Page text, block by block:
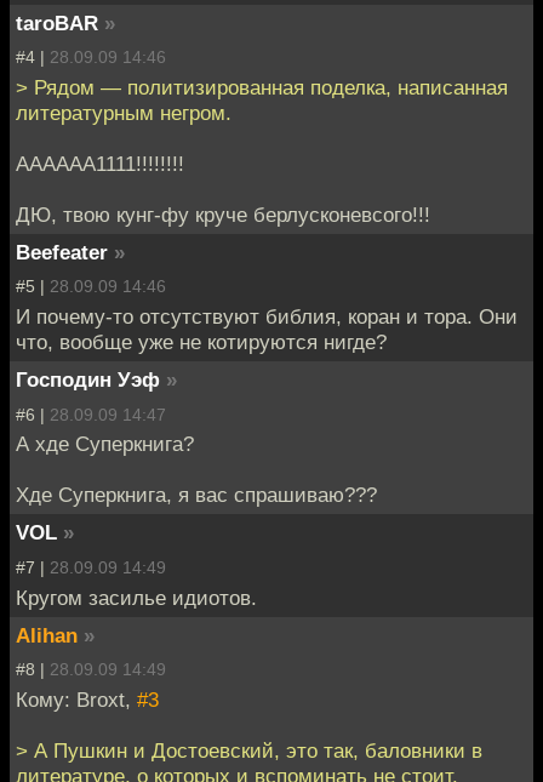
taroBAR »
#4 | 28.09.09 14:46
> Рядом — политизированная поделка, написанная
литературным негром.
АААААА1111!!!!!!!!
ДЮ, твою кунг-фу круче берлусконевсого!!!
Beefeater »
#5 | 28.09.09 14:46
И почему-то отсутствуют библия, коран и тора. Они
что, вообще уже не котируются нигде?
Господин Уэф »
#6 | 28.09.09 14:47
А хде Суперкнига?
Хде Суперкнига, я вас спрашиваю???
VOL »
#7 | 28.09.09 14:49
Кругом засилье идиотов.
Alihan »
#8 | 28.09.09 14:49
Кому: Broxt, #3
> А Пушкин и Достоевский, это так, баловники в
литературе, о которых и вспоминать не стоит.